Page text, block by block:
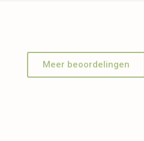
Meer beoordelingen